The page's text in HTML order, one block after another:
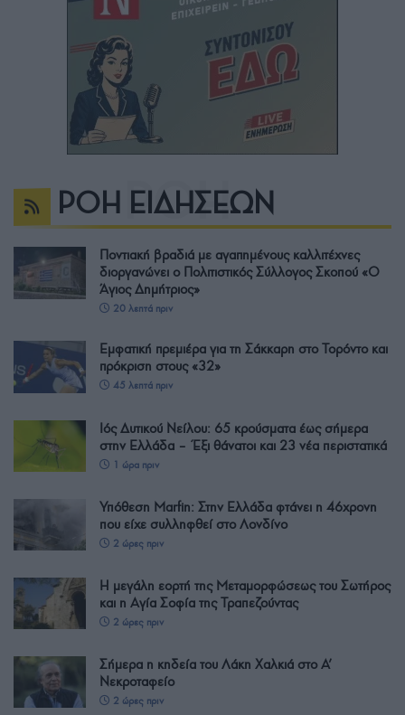
ΡΟΗ ΕΙΔΗΣΕΩΝ
Ποντιακή βραδιά με αγαπημένους καλλιτέχνες
διοργανώνει ο Πολιτιστικός Σύλλογος Σκοπού «Ο
Άγιος Δημήτριος»
20 λεπτά πριν
Εμφατική πρεμιέρα για τη Σάκκαρη στο Τορόντο και
πρόκριση στους «32»
45 λεπτά πριν
Ιός Δυτικού Νείλου: 65 κρούσματα έως σήμερα
στην Ελλάδα – Έξι θάνατοι και 23 νέα περιστατικά
1 ώρα πριν
Υπόθεση Μarfin: Στην Ελλάδα φτάνει η 46χρονη
που είχε συλληφθεί στο Λονδίνο
2 ώρες πριν
Η μεγάλη εορτή της Μεταμορφώσεως του Σωτήρος
και η Αγία Σοφία της Τραπεζούντας
2 ώρες πριν
Σήμερα η κηδεία του Λάκη Χαλκιά στο Α’
Νεκροταφείο
2 ώρες πριν